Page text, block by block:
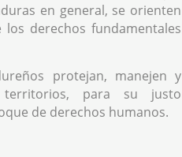
en general, se orienten
derechos fundamentales
protejan, manejen y
para su justo
de derechos humanos.